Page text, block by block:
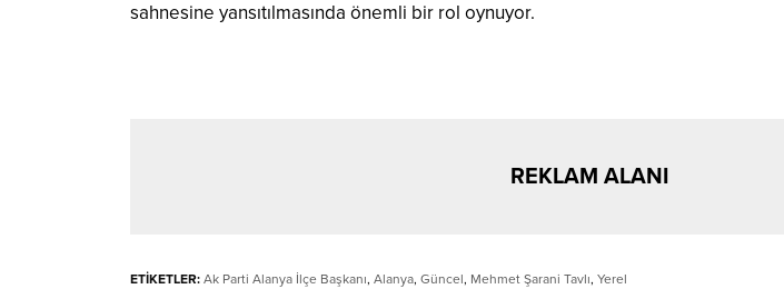
sahnesine yansıtılmasında önemli bir rol oynuyor.
REKLAM ALANI
ETİKETLER: Ak Parti Alanya İlçe Başkanı, Alanya, Güncel, Mehmet Şarani Tavlı, Yerel